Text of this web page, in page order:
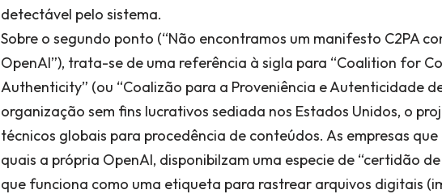
detectável pelo sistema.
Sobre o segundo ponto (“Não encontramos um manifesto C2PA
OpenAI”), trata-se de uma referência à sigla para “Coalition for
Authenticity” (ou “Coalizão para a Proveniência e Autenticidade
organização sem fins lucrativos sediada nos Estados Unidos, o
técnicos globais para procedência de conteúdos. As empresas
quais a própria OpenAI, disponibilzam uma especie de “certidão
que funciona como uma etiqueta para rastrear arquivos digitais